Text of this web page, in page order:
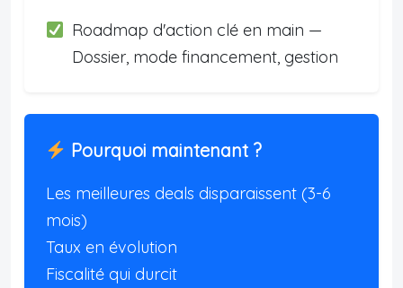
Roadmap d'action clé en main —
Dossier, mode financement, gestion
Pourquoi maintenant ?
Les meilleures deals disparaissent (3-6
mois)
Taux en évolution
Fiscalité qui durcit